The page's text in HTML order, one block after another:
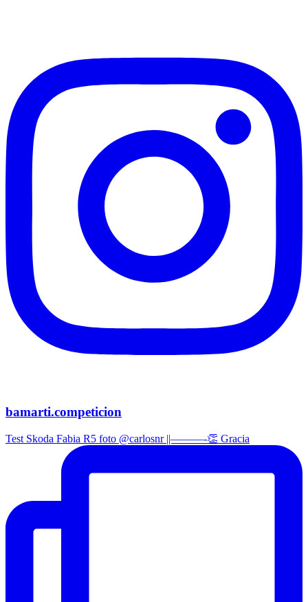
bamarti.competicion
Test Skoda Fabia R5 foto @carlosnr ||———-👏 Gracia